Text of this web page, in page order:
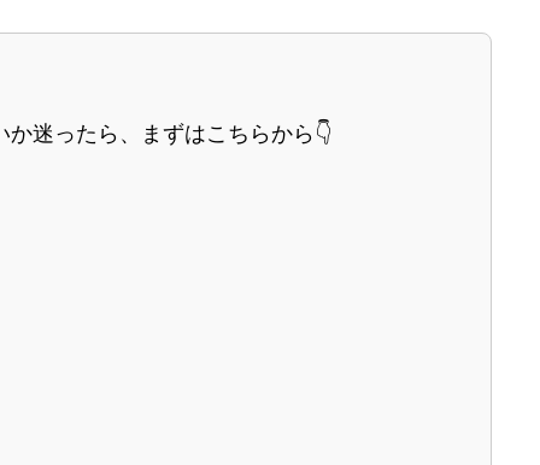
迷ったら、まずはこちらから👇